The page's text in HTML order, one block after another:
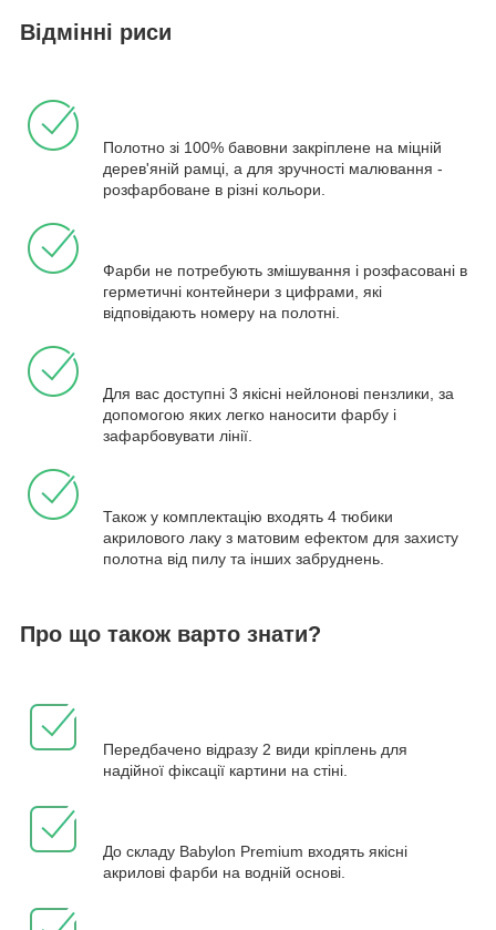
Відмінні риси
Полотно зі 100% бавовни закріплене на міцній
дерев'яній рамці, а для зручності малювання -
розфарбоване в різні кольори.
Фарби не потребують змішування і розфасовані в
герметичні контейнери з цифрами, які
відповідають номеру на полотні.
Для вас доступні 3 якісні нейлонові пензлики, за
допомогою яких легко наносити фарбу і
зафарбовувати лінії.
Також у комплектацію входять 4 тюбики
акрилового лаку з матовим ефектом для захисту
полотна від пилу та інших забруднень.
Про що також варто знати?
Передбачено відразу 2 види кріплень для
надійної фіксації картини на стіні.
До складу Babylon Premium входять якісні
акрилові фарби на водній основі.